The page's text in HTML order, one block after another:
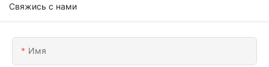
Свяжись с нами
Имя